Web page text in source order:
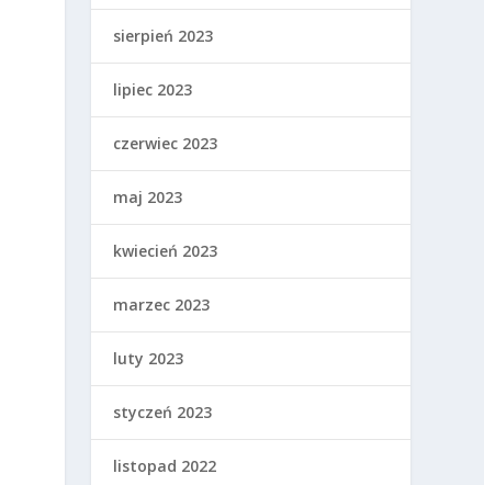
sierpień 2023
lipiec 2023
czerwiec 2023
maj 2023
kwiecień 2023
marzec 2023
luty 2023
styczeń 2023
listopad 2022